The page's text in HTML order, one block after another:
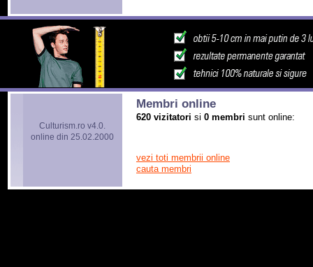
Culturism.ro v4.0.
online din 25.02.2000
Membri online
620 vizitatori si 0 membri sunt online:
vezi toti membrii online
cauta membri